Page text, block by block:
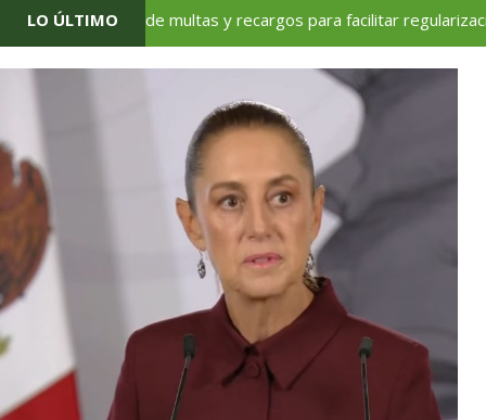
LO ÚLTIMO
y recargos para facilitar regularización fiscal